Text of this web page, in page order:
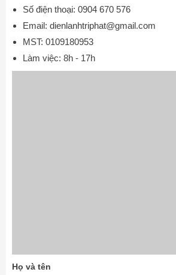
Số điện thoại: 0904 670 576
Email: dienlanhtriphat@gmail.com
MST: 0109180953
Làm việc: 8h - 17h
Họ và tên